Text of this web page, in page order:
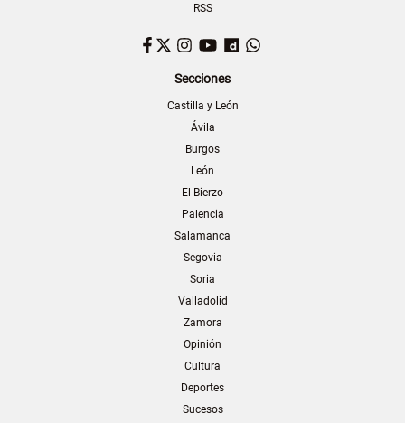
RSS
Facebook
TwitterInstagram
YouTubeDailymotion
Secciones
Castilla y León
Ávila
Burgos
León
El Bierzo
Palencia
Salamanca
Segovia
Soria
Valladolid
Zamora
Opinión
Cultura
Deportes
Sucesos